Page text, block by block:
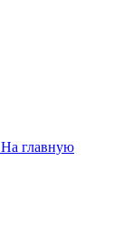
На главную